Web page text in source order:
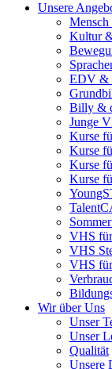
Unsere
Kultur
EDV &
Billy &
Junge
Kurse
Kurse
Kurse
Kurse
VHS
VHS
VHS
Wir über Uns
Unser
Unser
Qualität
Unsere